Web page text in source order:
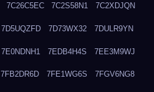
7C26C5EC 7C2S58N1 7C2XDJQN
7D5UQZFD 7D73WX32 7DULR9YN
7E0NDNH1 7EDB4H4S 7EE3M9WJ
7FB2DR6D 7FE1WG6S 7FGV6NG8